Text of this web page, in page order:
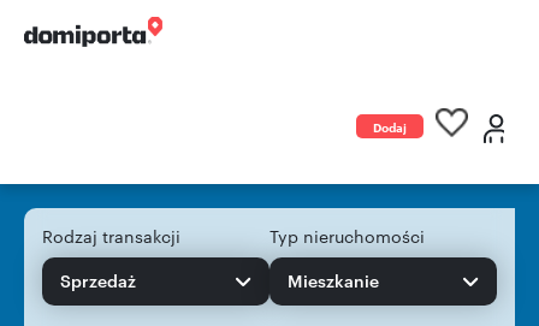
Dodaj
Rodzaj transakcji
Sprzedaż
Typ nieruchomości
Mieszkanie